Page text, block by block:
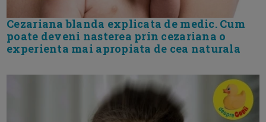
Cezariana blanda explicata de medic. Cum
poate deveni nasterea prin cezariana o
experienta mai apropiata de cea naturala